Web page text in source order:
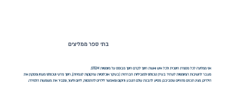
אני ממליצה לכל מסגרת חינוכית ולכל איש ואשת חינוך לקדם חינוך מבוסס על מיומנויות STEM.
מעבר לחשיבות המיומנויות לעתיד בעידן טכנולוגי ולמוביליות חברתית (בעיקר אוכלוסיות שזקוקות לצמיחה), חינוך מדעי וטכנולוגי מעניין ומסקרן את
הילדים, מציג תכנים מהחיים שסביבם, מסייע להבנת עולם הטבע והיקום ומאפשר לילדים להתנסות, ליזום וליצור, ומגביר את משמעות הלמידה.
בתי ספר ממליצים